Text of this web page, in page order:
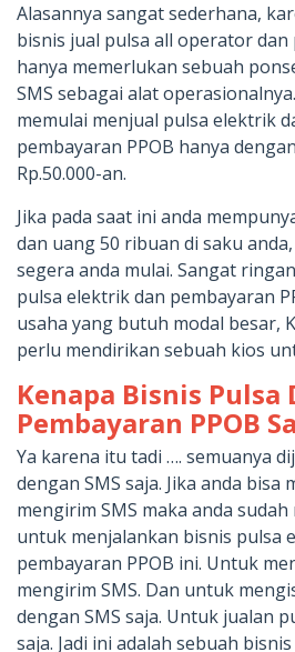
Alasannya sangat sederhana,
bisnis jual pulsa all operator dan
hanya memerlukan sebuah
SMS sebagai alat
memulai menjual pulsa elektrik
pembayaran PPOB hanya
Rp.50.000-an.
Jika pada saat ini anda
dan uang 50 ribuan di saku
segera anda mulai. Sangat
pulsa elektrik dan pembayaran
usaha yang butuh modal besar,
perlu mendirikan sebuah kios
Kenapa Bisnis Pulsa
Pembayaran PPOB
Ya karena itu tadi …. semuanya
dengan SMS saja. Jika anda bisa
mengirim SMS maka anda
untuk menjalankan bisnis pulsa
pembayaran PPOB ini. Untuk
mengirim SMS. Dan untuk
dengan SMS saja. Untuk jualan
saja. Jadi ini adalah sebuah